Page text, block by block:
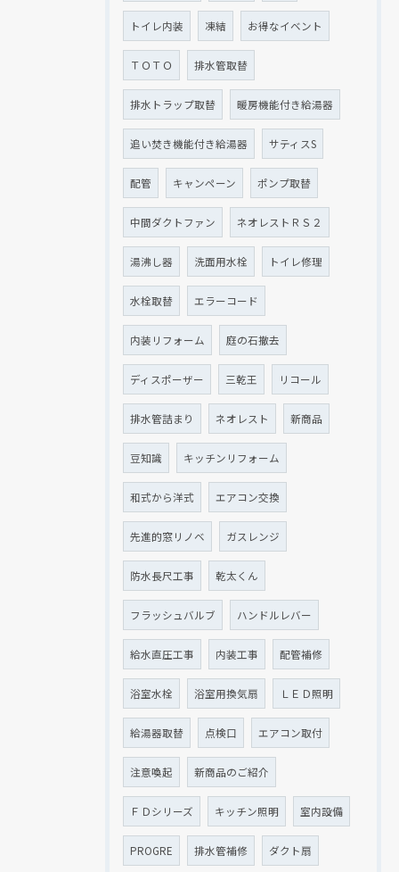
トイレ内装 凍結 お得なイベント
ＴＯＴＯ 排水管取替
排水トラップ取替 暖房機能付き給湯器
追い焚き機能付き給湯器 サティスS
配管 キャンペーン ポンプ取替
中間ダクトファン ネオレストＲＳ２
湯沸し器 洗面用水栓 トイレ修理
水栓取替 エラーコード
内装リフォーム 庭の石撤去
ディスポーザー 三乾王 リコール
排水管詰まり ネオレスト 新商品
豆知識 キッチンリフォーム
和式から洋式 エアコン交換
先進的窓リノベ ガスレンジ
防水長尺工事 乾太くん
フラッシュバルブ ハンドルレバー
給水直圧工事 内装工事 配管補修
浴室水栓 浴室用換気扇 ＬＥＤ照明
給湯器取替 点検口 エアコン取付
注意喚起 新商品のご紹介
ＦＤシリーズ キッチン照明 室内設備
PROGRE 排水管補修 ダクト扇